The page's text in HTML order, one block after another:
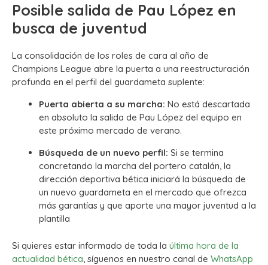
Posible salida de Pau López en
busca de juventud
La consolidación de los roles de cara al año de
Champions League abre la puerta a una reestructuración
profunda en el perfil del guardameta suplente:
Puerta abierta a su marcha: No está descartada
en absoluto la salida de Pau López del equipo en
este próximo mercado de verano.
Búsqueda de un nuevo perfil: Si se termina
concretando la marcha del portero catalán, la
dirección deportiva bética iniciará la búsqueda de
un nuevo guardameta en el mercado que ofrezca
más garantías y que aporte una mayor juventud a la
plantilla
Si quieres estar informado de toda la última hora de la
actualidad bética, síguenos en nuestro canal de WhatsApp